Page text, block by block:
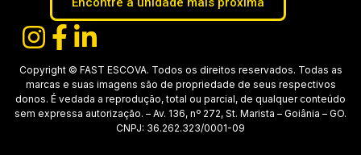
Copyright © FAST ESCOVA. Todos os direitos reservados. Todas as
marcas e suas imagens são de propriedade de seus respectivos
donos. É vedada a reprodução, total ou parcial, de qualquer conteúdo
sem expressa autorização. – Av. 136, nº 272, St. Marista – Goiânia – GO.
CNPJ: 36.262.323/0001-09